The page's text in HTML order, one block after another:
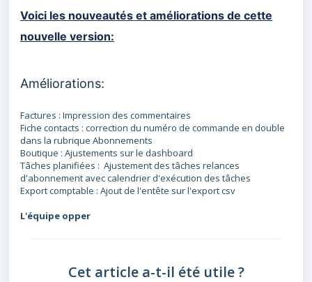
Voici les nouveautés et améliorations de cette
nouvelle version:
Améliorations:
Factures : Impression des commentaires
Fiche contacts : correction du numéro de commande en double
dans la rubrique Abonnements
Boutique : Ajustements sur le dashboard
Tâches planifiées : Ajustement des tâches relances
d'abonnement avec calendrier d'exécution des tâches
Export comptable : Ajout de l'entête sur l'export csv
L'équipe opper
Cet article a-t-il été utile ?